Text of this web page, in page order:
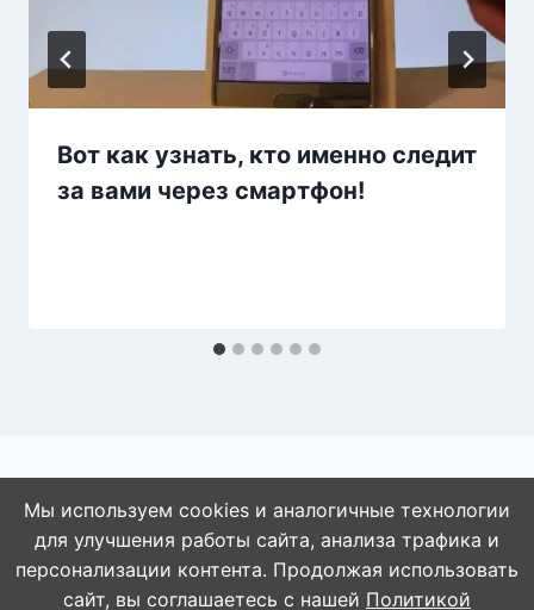
Вот как узнать, кто именно следит
за вами через смартфон!
© 2026 АбАлдеть!
Мы используем cookies и аналогичные технологии
для улучшения работы сайта, анализа трафика и
персонализации контента. Продолжая использовать
сайт, вы соглашаетесь с нашей Политикой